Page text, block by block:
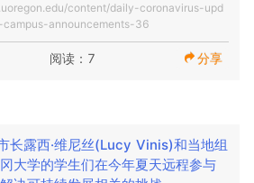
content/daily-coronavirus-upd
announcements-36
阅读：7 分享
长露西·维尼丝(Lucy Vinis)和当地组
大学的学生们在今年夏天远程参与